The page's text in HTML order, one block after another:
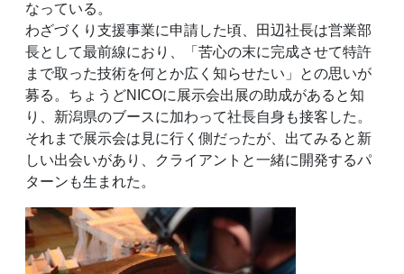
なっている。
わざづくり支援事業に申請した頃、田辺社長は営業部
長として最前線におり、「苦心の末に完成させて特許
まで取った技術を何とか広く知らせたい」との思いが
募る。ちょうどNICOに展示会出展の助成があると知
り、新潟県のブースに加わって社長自身も接客した。
それまで展示会は見に行く側だったが、出てみると新
しい出会いがあり、クライアントと一緒に開発するパ
ターンも生まれた。